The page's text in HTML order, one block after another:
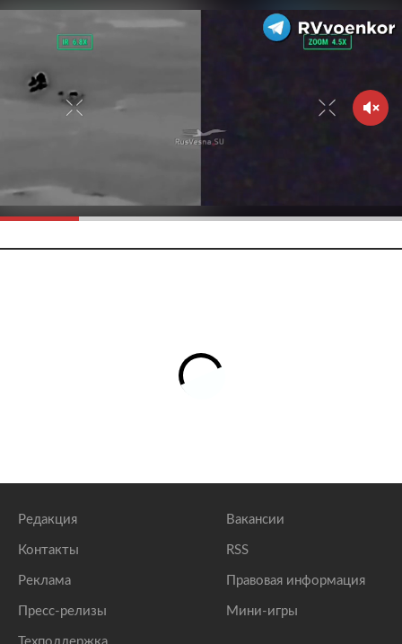
Редакция
Контакты
Реклама
Пресс-релизы
Вакансии
RSS
Правовая информация
Мини-игры